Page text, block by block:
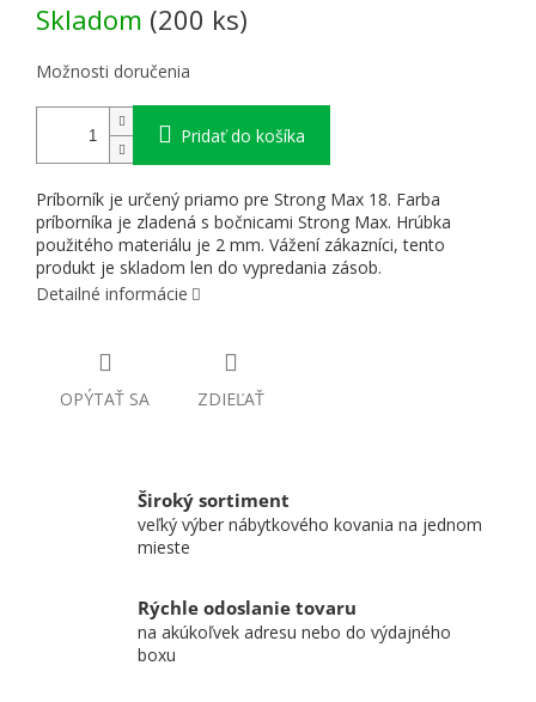
Skladom (200 ks)
Možnosti doručenia
Pridať do košíka
Príborník je určený priamo pre Strong Max 18. Farba
príborníka je zladená s bočnicami Strong Max. Hrúbka
použitého materiálu je 2 mm. Vážení zákazníci, tento
produkt je skladom len do vypredania zásob.
Detailné informácie
OPÝTAŤ SA ZDIEĽAŤ
Široký sortiment
veľký výber nábytkového kovania na jednom
mieste
Rýchle odoslanie tovaru
na akúkoľvek adresu nebo do výdajného
boxu